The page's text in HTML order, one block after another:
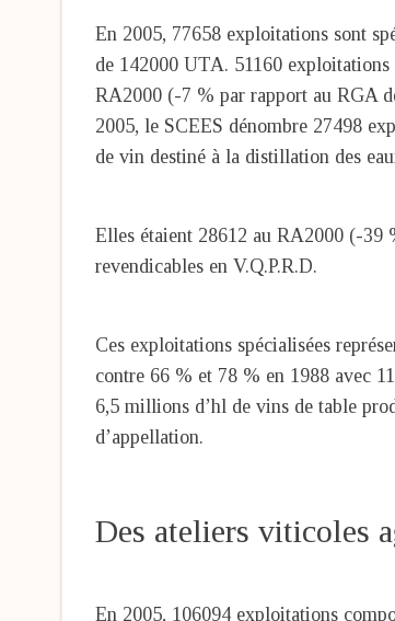
En 2005, 77658 exploitations sont
de 142000 UTA. 51160
RA2000 (-7 % par rapport au RGA
2005, le SCEES dénombre 27498
de vin destiné à la distillation des
Elles étaient 28612 au RA2000 (-39
revendicables en V.Q.P.R.D.
Ces exploitations spécialisées
contre 66 % et 78 % en 1988 avec
6,5 millions d’hl de vins de table
d’appellation.
Des ateliers viticoles
En 2005, 106094 exploitations